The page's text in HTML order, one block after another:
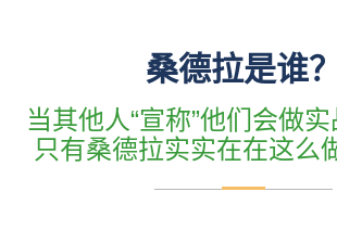
桑德拉是谁？
当其他人“宣称”他们会做实
只有桑德拉实实在在这么